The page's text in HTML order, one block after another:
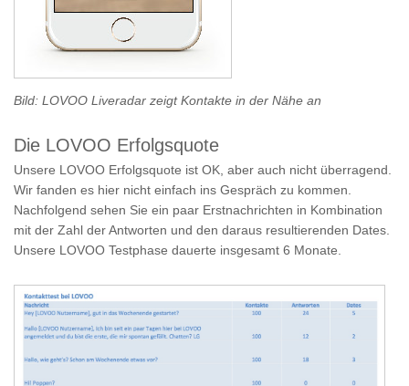
Bild: LOVOO Liveradar zeigt Kontakte in der Nähe an
Die LOVOO Erfolgsquote
Unsere LOVOO Erfolgsquote ist OK, aber auch nicht überragend.
Wir fanden es hier nicht einfach ins Gespräch zu kommen.
Nachfolgend sehen Sie ein paar Erstnachrichten in Kombination
mit der Zahl der Antworten und den daraus resultierenden Dates.
Unsere LOVOO Testphase dauerte insgesamt 6 Monate.